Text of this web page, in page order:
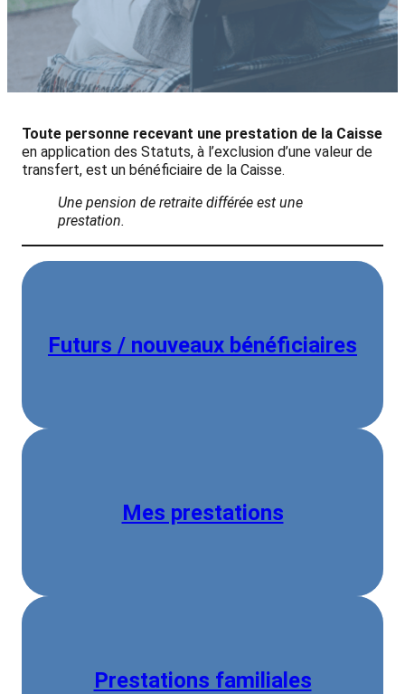
Toute personne recevant une prestation de la Caisse
en application des Statuts, à l’exclusion d’une valeur de
transfert, est un bénéficiaire de la Caisse.
Une pension de retraite différée est une
prestation.
Futurs / nouveaux bénéficiaires
Mes prestations
Prestations familiales